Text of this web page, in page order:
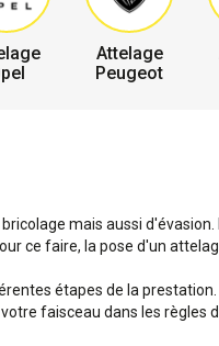
Attelage
Peugeot
mais aussi
ce faire, la pose d'un
étapes de la
faisceau dans les règles